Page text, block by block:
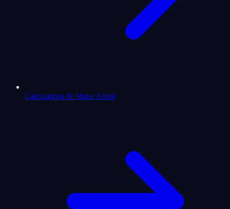
Calculadora de Mapa Astral